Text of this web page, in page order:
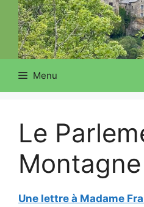
Menu
Le
Montagne
Une lettre à Madame